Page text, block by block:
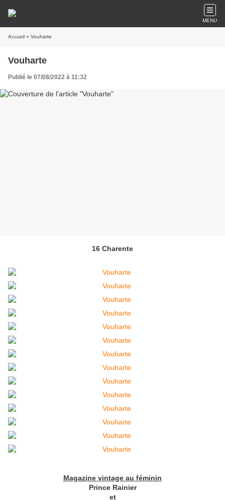
MENU
Accueil » Vouharte
Vouharte
Publié le 07/08/2022 à 11:32
16 Charente
Magazine vintage au féminin
Prince Rainier
et